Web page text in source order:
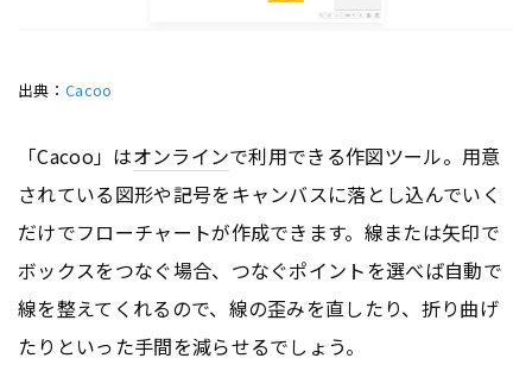
出典： Cacoo
「Cacoo」はオンラインで利用できる作図ツール。用意
されている図形や記号をキャンバスに落とし込んでいく
だけでフローチャートが作成できます。線または矢印で
ボックスをつなぐ場合、つなぐポイントを選べば自動で
線を整えてくれるので、線の歪みを直したり、折り曲げ
たりといった手間を減らせるでしょう。